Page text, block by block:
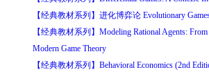
【经典教材系列】进化博弈论 Evolutionary
【经典教材系列】Modeling Rational Agents:
Modern Game Theory
【经典教材系列】Behavioral Economics (2nd